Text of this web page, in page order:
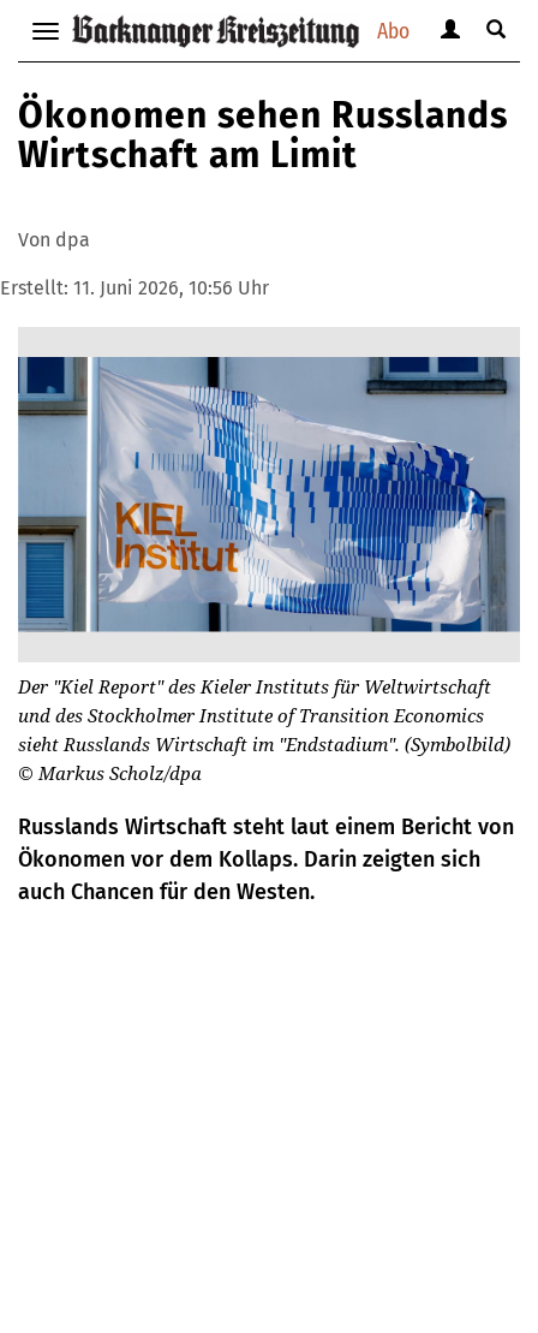
Abo
Navigation
anzeigen
verbergen
anzeigen
verbergen
Suche
Ökonomen sehen Russlands
Wirtschaft am Limit
Von dpa
Erstellt: 11. Juni 2026, 10:56 Uhr
Der "Kiel Report" des Kieler Instituts für Weltwirtschaft
und des Stockholmer Institute of Transition Economics
sieht Russlands Wirtschaft im "Endstadium". (Symbolbild)
© Markus Scholz/dpa
Russlands Wirtschaft steht laut einem Bericht von
Ökonomen vor dem Kollaps. Darin zeigten sich
auch Chancen für den Westen.